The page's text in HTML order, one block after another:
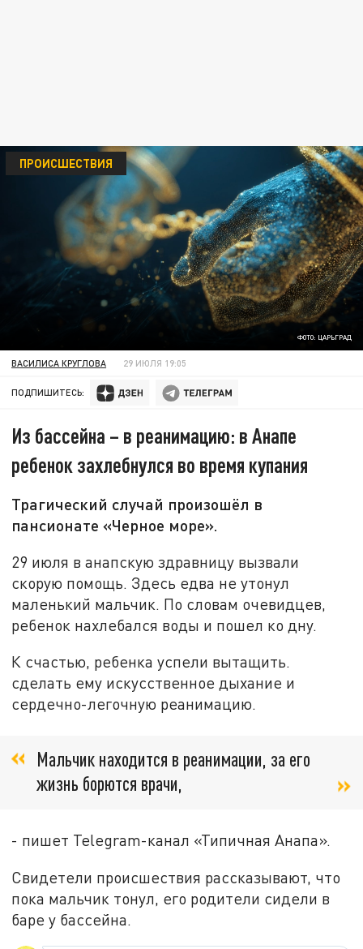
ФОТО: ЦАРЬГРАД
ПРОИСШЕСТВИЯ
ВАСИЛИСА КРУГЛОВА 29 ИЮЛЯ 19:05
ПОДПИШИТЕСЬ:
Из бассейна – в реанимацию: в Анапе
ребенок захлебнулся во время купания
Трагический случай произошёл в
пансионате «Черное море».
29 июля в анапскую здравницу вызвали
скорую помощь. Здесь едва не утонул
маленький мальчик. По словам очевидцев,
ребенок нахлебался воды и пошел ко дну.
К счастью, ребенка успели вытащить.
сделать ему искусственное дыхание и
сердечно-легочную реанимацию.
Мальчик находится в реанимации, за его
жизнь борются врачи,
- пишет Telegram-канал «Типичная Анапа».
Свидетели происшествия рассказывают, что
пока мальчик тонул, его родители сидели в
баре у бассейна.